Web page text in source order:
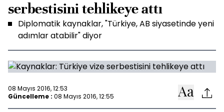
serbestisini tehlikeye attı
Diplomatik kaynaklar, "Türkiye, AB siyasetinde yeni
adımlar atabilir" diyor
08 Mayıs 2016, 12:53
Güncelleme : 08 Mayıs 2016, 12:55